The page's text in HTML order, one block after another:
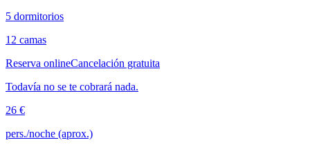
5 dormitorios
12 camas
Reserva onlineCancelación gratuita
Todavía no se te cobrará nada.
26 €
pers./noche (aprox.)